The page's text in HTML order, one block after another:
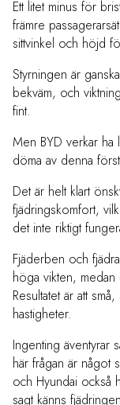
Ett litet minus för
främre
sittvinkel och höjd
Styrningen är
bekväm, och
fint.
Men BYD verkar ha
döma av denna
Det är helt klart
fjädringskomfort,
det inte riktigt
Fjäderben och
höga vikten,
Resultatet är att
hastigheter.
Ingenting äventyrar
här frågan är något
och Hyundai också
sagt känns